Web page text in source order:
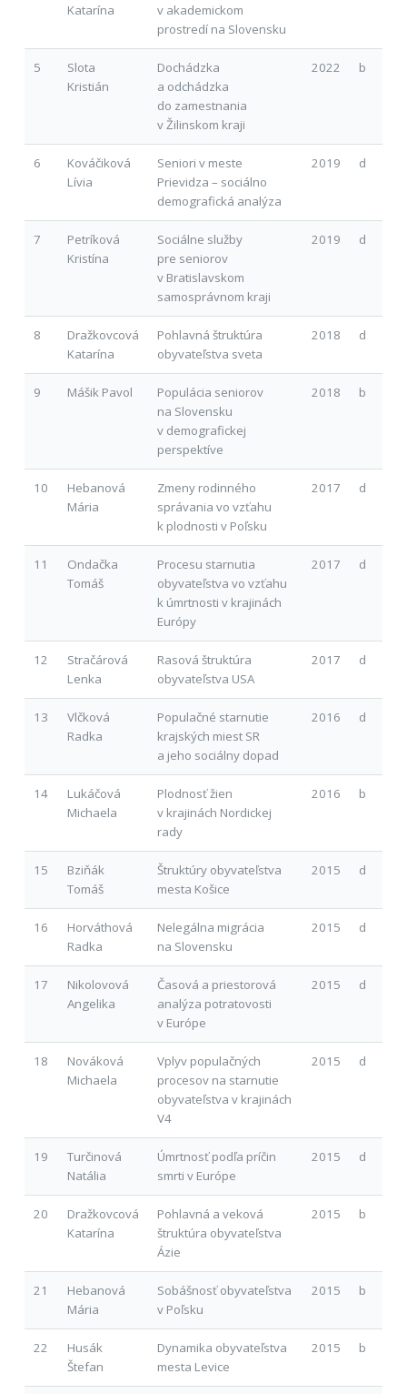
Katarína
v akademickom
prostredí na Slovensku
5
Slota
Kristián
Dochádzka
a odchádzka
do zamestnania
v Žilinskom kraji
2022 b
6
Kováčiková
Lívia
Seniori v meste
Prievidza – sociálno
demografická analýza
2019 d
7
Petríková
Kristína
Sociálne služby
pre seniorov
v Bratislavskom
samosprávnom kraji
2019 d
8
Dražkovcová
Katarína
Pohlavná štruktúra
obyvateľstva sveta
2018 d
9 Mášik Pavol
Populácia seniorov
na Slovensku
v demografickej
perspektíve
2018 b
10
Hebanová
Mária
Zmeny rodinného
správania vo vzťahu
k plodnosti v Poľsku
2017 d
11
Ondačka
Tomáš
Procesu starnutia
obyvateľstva vo vzťahu
k úmrtnosti v krajinách
Európy
2017 d
12
Stračárová
Lenka
Rasová štruktúra
obyvateľstva USA
2017 d
13
Vlčková
Radka
Populačné starnutie
krajských miest SR
a jeho sociálny dopad
2016 d
14
Lukáčová
Michaela
Plodnosť žien
v krajinách Nordickej
rady
2016 b
15
Bziňák
Tomáš
Štruktúry obyvateľstva
mesta Košice
2015 d
16
Horváthová
Radka
Nelegálna migrácia
na Slovensku
2015 d
17
Nikolovová
Angelika
Časová a priestorová
analýza potratovosti
v Európe
2015 d
18
Nováková
Michaela
Vplyv populačných
procesov na starnutie
obyvateľstva v krajinách
V4
2015 d
19
Turčinová
Natália
Úmrtnosť podľa príčin
smrti v Európe
2015 d
20
Dražkovcová
Katarína
Pohlavná a veková
štruktúra obyvateľstva
Ázie
2015 b
21
Hebanová
Mária
Sobášnosť obyvateľstva
v Poľsku
2015 b
22
Husák
Štefan
Dynamika obyvateľstva
mesta Levice
2015 b